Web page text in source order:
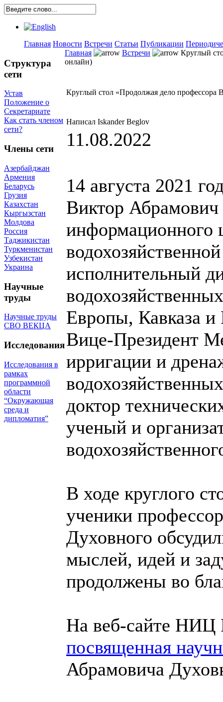
Главная Новости Встречи Статьи Публикации
Структура
сети
Устав
Положение о
Секретариате
Как стать членом
сети?
Члены сети
Азербайджан
Армения
Беларусь
Грузия
Казахстан
Кыргызстан
Молдова
Россия
Таджикистан
Туркменистан
Узбекистан
Украина
Научные
труды
Научные труды
СВО ВЕКЦА
Исследования
Исследования в
рамках
программной
области
“Окружающая
среда и
дипломатия”
Главная Встречи
Круглый
онлайн)
Круглый стол «Продолжая дело профессора
Написал Iskander Beglov
11.08.2022
14 августа 2021
Виктор
информационного
исполнительный
Европы, Кавказа
Вице-Президент
ирригации и
доктор
ученый и
В ходе круглого
ученики
Духовного
мыслей, идей и
продолжены во
На веб-сайте
посвященная
Абрамовича